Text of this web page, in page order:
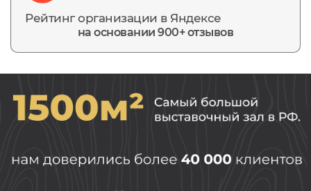
Рейтинг организации в Яндексе
на основании 900+ отзывов